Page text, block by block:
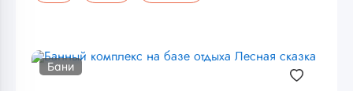
Бани